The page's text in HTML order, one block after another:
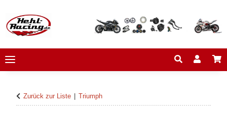
Zurück zur Liste Triumph